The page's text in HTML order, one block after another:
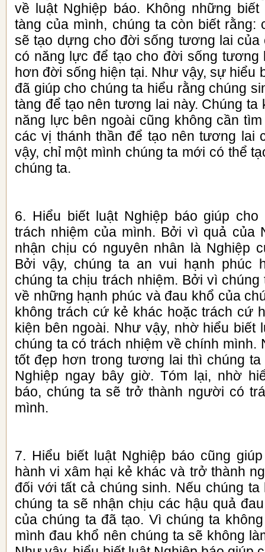
về luật Nghiệp báo. Không những
tàng của mình, chúng ta còn biết rằng:
sẽ tạo dựng cho đời sống tương lai của
có năng lực để tạo cho đời sống tương
hơn đời sống hiện tại. Như vậy, sự hiểu
đã giúp cho chúng ta hiểu rằng chúng
tàng để tạo nên tương lai này. Chúng ta
năng lực bên ngoài cũng không cần
các vị thánh thần để tạo nên tương lai
vậy, chỉ một mình chúng ta mới có thể
chúng ta.
6. Hiểu biết luật Nghiệp báo giúp
trách nhiệm của mình. Bởi vì quả của
nhận chịu có nguyên nhân là Nghiệp
Bởi vậy, chúng ta an vui hạnh phúc
chúng ta chịu trách nhiệm. Bởi vì
về những hạnh phúc và đau khổ của
không trách cứ kẻ khác hoặc trách cứ
kiện bên ngoài. Như vậy, nhờ hiểu biết
chúng ta có trách nhiệm về chính mình.
tốt đẹp hơn trong tương lai thì chúng
Nghiệp ngay bây giờ. Tóm lại, nhờ
báo, chúng ta sẽ trở thành người có
mình.
7. Hiểu biết luật Nghiệp báo cũng
hành vi xâm hại kẻ khác và trở thành
đối với tất cả chúng sinh. Nếu chúng
chúng ta sẽ nhận chịu các hậu quả
của chúng ta đã tạo. Vì chúng ta
mình đau khổ nên chúng ta sẽ không